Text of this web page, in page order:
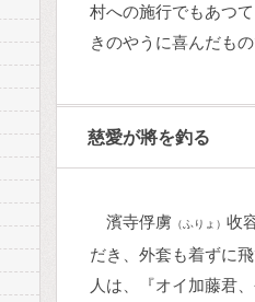
村への施行でもあつ
きのやうに喜んだも
慈愛が將を釣る
濱寺俘虜 （ふりょ） 收
だき、外套も着ずに
人は、『オイ加藤君